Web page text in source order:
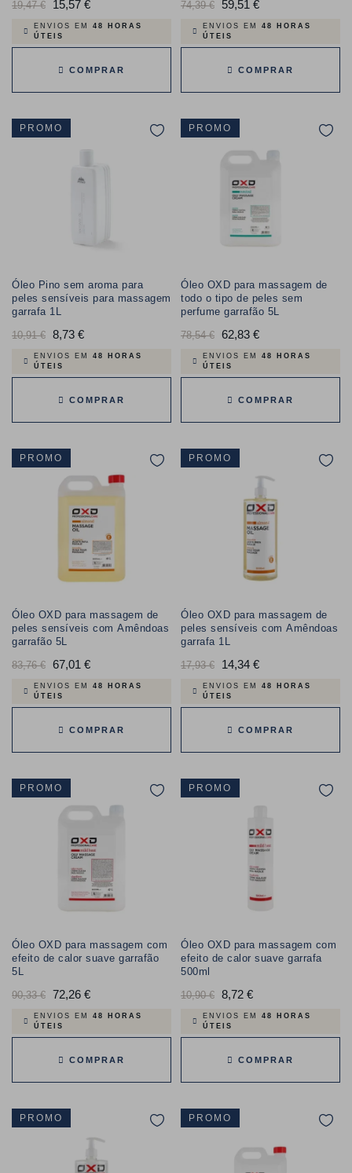
Preço
normal
19,47 € 15,57 €Preço
ENVIOS EM 48 HORAS
ÚTEIS
COMPRAR
Preço
normal
74,39 € 59,51 €Preço
ENVIOS EM 48 HORAS
ÚTEIS
COMPRAR
PROMO
Óleo Pino sem aroma para
peles sensíveis para massagem
garrafa 1L
Preço
normal
10,91 € 8,73 €Preço
ENVIOS EM 48 HORAS
ÚTEIS
COMPRAR
PROMO
Óleo OXD para massagem de
todo o tipo de peles sem
perfume garrafão 5L
Preço
normal
78,54 € 62,83 €Preço
ENVIOS EM 48 HORAS
ÚTEIS
COMPRAR
PROMO
Óleo OXD para massagem de
peles sensíveis com Amêndoas
garrafão 5L
Preço
normal
83,76 € 67,01 €Preço
ENVIOS EM 48 HORAS
ÚTEIS
COMPRAR
PROMO
Óleo OXD para massagem de
peles sensíveis com Amêndoas
garrafa 1L
Preço
normal
17,93 € 14,34 €Preço
ENVIOS EM 48 HORAS
ÚTEIS
COMPRAR
PROMO
Óleo OXD para massagem com
efeito de calor suave garrafão
5L
Preço
normal
90,33 € 72,26 €Preço
ENVIOS EM 48 HORAS
ÚTEIS
COMPRAR
PROMO
Óleo OXD para massagem com
efeito de calor suave garrafa
500ml
Preço
normal
10,90 € 8,72 €Preço
ENVIOS EM 48 HORAS
ÚTEIS
COMPRAR
PROMO PROMO